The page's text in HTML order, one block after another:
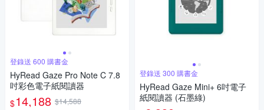
登錄送 600 購書金
HyRead Gaze Pro Note C 7.8
吋彩色電子紙閱讀器
$14,188 $14,588
登錄送 300 購書金
HyRead Gaze Mini+ 6吋電子
紙閱讀器 (石墨綠)